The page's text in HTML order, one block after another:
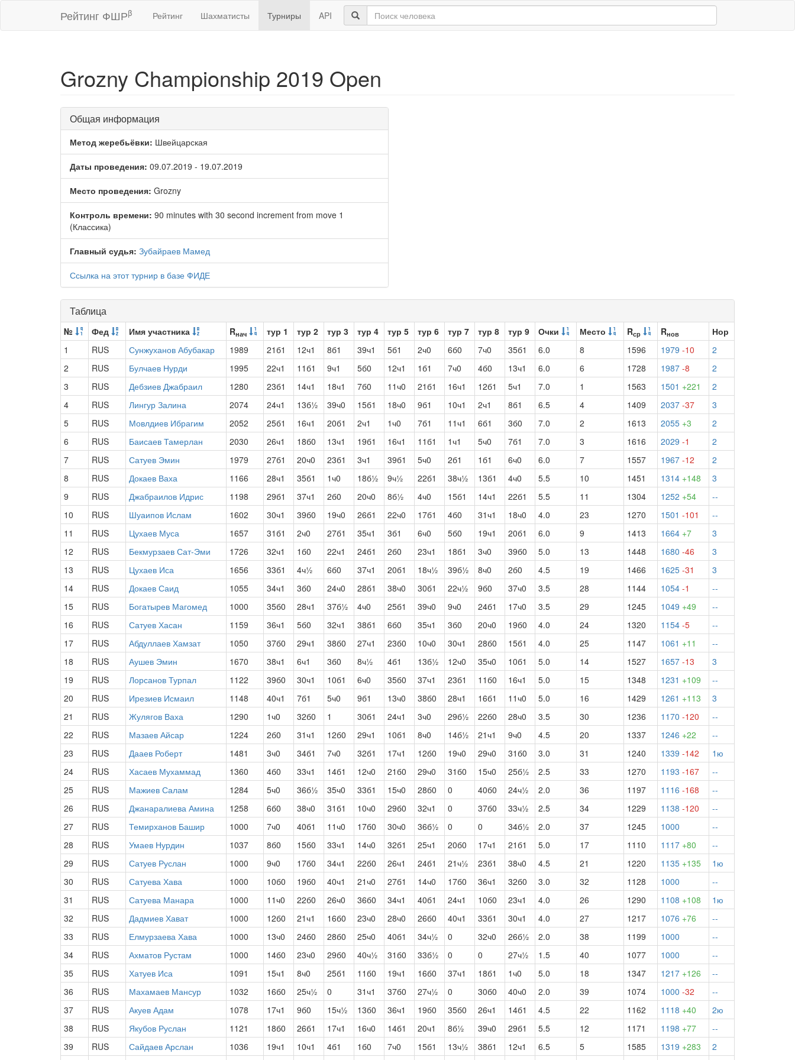
Рейтинг ФШРβ Рейтинг Шахматисты Турниры API
Grozny Championship 2019 Open
Общая информация
Метод жеребьёвки: Швейцарская
Даты проведения: 09.07.2019 - 19.07.2019
Место проведения: Grozny
Контроль времени: 90 minutes with 30 second increment from move 1
(Классика)
Главный судья: Зубайраев Мамед
Ссылка на этот турнир в базе ФИДЕ
Таблица
№ Фед Имя участника Rнач тур 1 тур 2 тур 3 тур 4 тур 5 тур 6 тур 7 тур 8 тур 9 Очки Место Rср Rнов
Нор
1
RUS Сунжуханов Абубакар 1989 21б1 12ч1 8б1 39ч1 5б1 2ч0 6б0 7ч0 35б1 6.0 8 1596 1979 -10
2
2
RUS Булчаев Нурди 1995 22ч1 11б1 9ч1 5б0 12ч1 1б1 7ч0 4б0 13ч1 6.0 6 1728 1987 -8
2
3
RUS Дебзиев Джабраил 1280 23б1 14ч1 18ч1 7б0 11ч0 21б1 16ч1 12б1 5ч1 7.0 1 1563 1501 +221
2
4
RUS Лингур Залина 2074 24ч1 13б½ 39ч0 15б1 18ч0 9б1 10ч1 2ч1 8б1 6.5 4 1409 2037 -37
3
5
RUS Мовлдиев Ибрагим 2052 25б1 16ч1 20б1 2ч1 1ч0 7б1 11ч1 6б1 3б0 7.0 2 1613 2055 +3
2
6
RUS Баисаев Тамерлан 2030 26ч1 18б0 13ч1 19б1 16ч1 11б1 1ч1 5ч0 7б1 7.0 3 1616 2029 -1
2
7
RUS Сатуев Эмин 1979 27б1 20ч0 23б1 3ч1 39б1 5ч0 2б1 1б1 6ч0 6.0 7 1557 1967 -12
2
8
RUS Докаев Ваха 1166 28ч1 35б1 1ч0 18б½ 9ч½ 22б1 38ч½ 13б1 4ч0 5.5 10 1451 1314 +148
3
9
RUS Джабраилов Идрис 1198 29б1 37ч1 2б0 20ч0 8б½ 4ч0 15б1 14ч1 22б1 5.5 11 1304 1252 +54
--
10
RUS Шуаипов Ислам 1602 30ч1 39б0 19ч0 26б1 22ч0 17б1 4б0 31ч1 18ч0 4.0 23 1270 1501 -101
--
11
RUS Цухаев Муса 1657 31б1 2ч0 27б1 35ч1 3б1 6ч0 5б0 19ч1 20б1 6.0 9 1413 1664 +7
3
12
RUS Бекмурзаев Сат-Эми 1726 32ч1 1б0 22ч1 24б1 2б0 23ч1 18б1 3ч0 39б0 5.0 13 1448 1680 -46
3
13
RUS Цухаев Иса 1656 33б1 4ч½ 6б0 37ч1 20б1 18ч½ 39б½ 8ч0 2б0 4.5 19 1466 1625 -31
3
14
RUS Докаев Саид 1055 34ч1 3б0 24ч0 28б1 38ч0 30б1 22ч½ 9б0 37ч0 3.5 28 1144 1054 -1
--
15
RUS Богатырев Магомед 1000 35б0 28ч1 37б½ 4ч0 25б1 39ч0 9ч0 24б1 17ч0 3.5 29 1245 1049 +49
--
16
RUS Сатуев Хасан 1159 36ч1 5б0 32ч1 38б1 6б0 35ч1 3б0 20ч0 19б0 4.0 24 1320 1154 -5
--
17
RUS Абдуллаев Хамзат 1050 37б0 29ч1 38б0 27ч1 23б0 10ч0 30ч1 28б0 15б1 4.0 25 1147 1061 +11
--
18
RUS Аушев Эмин 1670 38ч1 6ч1 3б0 8ч½ 4б1 13б½ 12ч0 35ч0 10б1 5.0 14 1527 1657 -13
3
19
RUS Лорсанов Турпал 1122 39б0 30ч1 10б1 6ч0 35б0 37ч1 23б1 11б0 16ч1 5.0 15 1348 1231 +109
--
20
RUS Ирезиев Исмаил 1148 40ч1 7б1 5ч0 9б1 13ч0 38б0 28ч1 16б1 11ч0 5.0 16 1429 1261 +113
3
21
RUS Жулягов Ваха 1290 1ч0 32б0 1 30б1 24ч1 3ч0 29б½ 22б0 28ч0 3.5 30 1236 1170 -120
--
22
RUS Мазаев Айсар 1224 2б0 31ч1 12б0 29ч1 10б1 8ч0 14б½ 21ч1 9ч0 4.5 20 1337 1246 +22
--
23
RUS Дааев Роберт 1481 3ч0 34б1 7ч0 32б1 17ч1 12б0 19ч0 29ч0 31б0 3.0 31 1240 1339 -142
1ю
24
RUS Хасаев Мухаммад 1360 4б0 33ч1 14б1 12ч0 21б0 29ч0 31б0 15ч0 25б½ 2.5 33 1270 1193 -167
--
25
RUS Мажиев Салам 1284 5ч0 36б½ 35ч0 33б1 15ч0 28б0 0 40б0 24ч½ 2.0 36 1197 1116 -168
--
26
RUS Джанаралиева Амина 1258 6б0 38ч0 31б1 10ч0 29б0 32ч1 0 37б0 33ч½ 2.5 34 1229 1138 -120
--
27
RUS Темирханов Башир 1000 7ч0 40б1 11ч0 17б0 30ч0 36б½ 0 0 34б½ 2.0 37 1245 1000
--
28
RUS Умаев Нурдин 1037 8б0 15б0 33ч1 14ч0 32б1 25ч1 20б0 17ч1 21б1 5.0 17 1110 1117 +80
--
29
RUS Сатуев Руслан 1000 9ч0 17б0 34ч1 22б0 26ч1 24б1 21ч½ 23б1 38ч0 4.5 21 1220 1135 +135
1ю
30
RUS Сатуева Хава 1000 10б0 19б0 40ч1 21ч0 27б1 14ч0 17б0 36ч1 32б0 3.0 32 1128 1000
--
31
RUS Сатуева Манара 1000 11ч0 22б0 26ч0 36б0 34ч1 40б1 24ч1 10б0 23ч1 4.0 26 1290 1108 +108
1ю
32
RUS Дадмиев Хават 1000 12б0 21ч1 16б0 23ч0 28ч0 26б0 40ч1 33б1 30ч1 4.0 27 1217 1076 +76
--
33
RUS Елмурзаева Хава 1000 13ч0 24б0 28б0 25ч0 40б1 34ч½ 0 32ч0 26б½ 2.0 38 1199 1000
--
34
RUS Ахматов Рустам 1000 14б0 23ч0 29б0 40ч½ 31б0 33б½ 0 0 27ч½ 1.5 40 1077 1000
--
35
RUS Хатуев Иса 1091 15ч1 8ч0 25б1 11б0 19ч1 16б0 37ч1 18б1 1ч0 5.0 18 1347 1217 +126
--
36
RUS Махамаев Мансур 1032 16б0 25ч½ 0 31ч1 37б0 27ч½ 0 30б0 40ч0 2.0 39 1074 1000 -32
--
37
RUS Акуев Адам 1078 17ч1 9б0 15ч½ 13б0 36ч1 19б0 35б0 26ч1 14б1 4.5 22 1162 1118 +40
2ю
38
RUS Якубов Руслан 1121 18б0 26б1 17ч1 16ч0 14б1 20ч1 8б½ 39ч0 29б1 5.5 12 1171 1198 +77
--
39
RUS Сайдаев Арслан 1036 19ч1 10ч1 4б1 1б0 7ч0 15б1 13ч½ 38б1 12ч1 6.5 5 1585 1319 +283
2